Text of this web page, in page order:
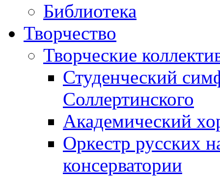
Библиотека
Творчество
Творческие
Студенческий
Соллертинского
Академический
Оркестр русских
консерватории